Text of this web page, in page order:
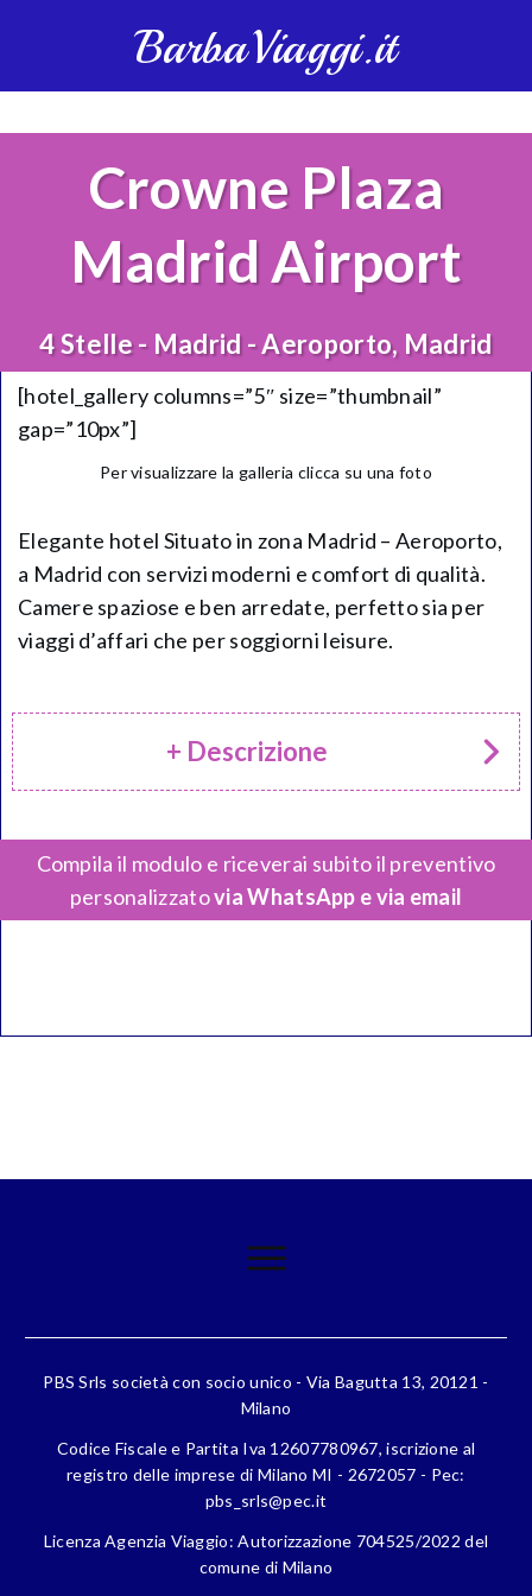
BarbaViaggi.it
Crowne Plaza
Madrid Airport
4 Stelle - Madrid - Aeroporto, Madrid
[hotel_gallery columns=”5″ size=”thumbnail”
gap=”10px”]
Per visualizzare la galleria clicca su una foto
Elegante hotel Situato in zona Madrid – Aeroporto,
a Madrid con servizi moderni e comfort di qualità.
Camere spaziose e ben arredate, perfetto sia per
viaggi d’affari che per soggiorni leisure.
+ Descrizione
Compila il modulo e riceverai subito il preventivo
personalizzatovia WhatsApp e via email
PBS Srls società con socio unico - Via Bagutta 13, 20121 -
Milano
Codice Fiscale e Partita Iva 12607780967, iscrizione al
registro delle imprese di Milano MI - 2672057 - Pec:
pbs_srls@pec.it
Licenza Agenzia Viaggio: Autorizzazione 704525/2022 del
comune di Milano